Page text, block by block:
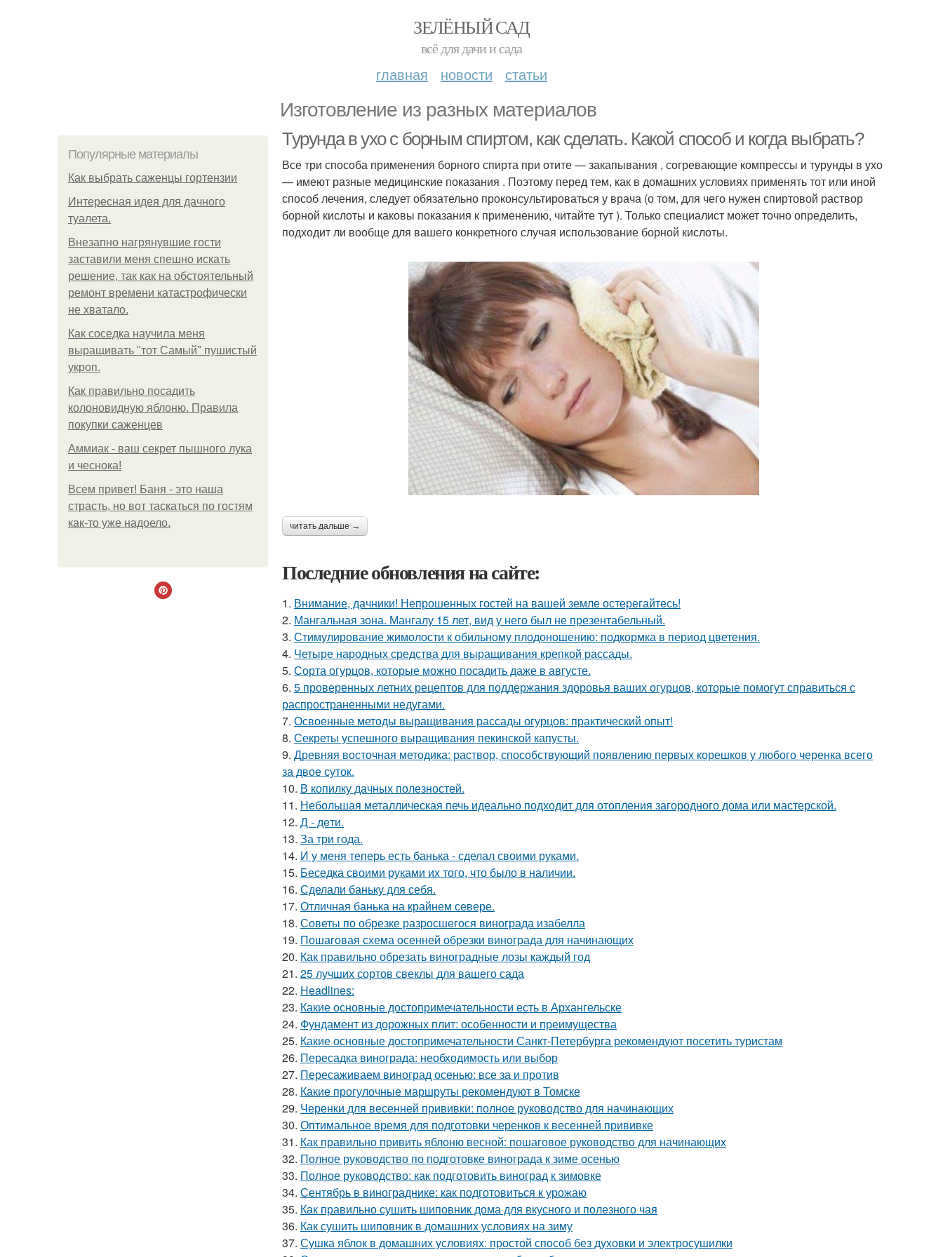
ЗЕЛЁНЫЙ САД
всё для дачи и сада
главная новости статьи
Изготовление из разных материалов
Популярные материалы
Как выбрать саженцы гортензии
Интересная идея для дачного
туалета.
Внезапно нагрянувшие гости
заставили меня спешно искать
решение, так как на обстоятельный
ремонт времени катастрофически
не хватало.
Как соседка научила меня
выращивать "тот Самый" пушистый
укроп.
Как правильно посадить
колоновидную яблоню. Правила
покупки саженцев
Аммиак - ваш секрет пышного лука
и чеснока!
Всем привет! Баня - это наша
страсть, но вот таскаться по гостям
как-то уже надоело.
Турунда в ухо с борным спиртом, как сделать. Какой способ и когда выбрать?
Все три способа применения борного спирта при отите — закапывания , согревающие компрессы и турунды в ухо
— имеют разные медицинские показания . Поэтому перед тем, как в домашних условиях применять тот или иной
способ лечения, следует обязательно проконсультироваться у врача (о том, для чего нужен спиртовой раствор
борной кислоты и каковы показания к применению, читайте тут ). Только специалист может точно определить,
подходит ли вообще для вашего конкретного случая использование борной кислоты.
читать дальше →
Последние обновления на сайте:
1. Внимание, дачники! Непрошенных гостей на вашей земле остерегайтесь!
2. Мангальная зона. Мангалу 15 лет, вид у него был не презентабельный.
3. Стимулирование жимолости к обильному плодоношению: подкормка в период цветения.
4. Четыре народных средства для выращивания крепкой рассады.
5. Сорта огурцов, которые можно посадить даже в августе.
6. 5 проверенных летних рецептов для поддержания здоровья ваших огурцов, которые помогут справиться с
распространенными недугами.
7. Освоенные методы выращивания рассады огурцов: практический опыт!
8. Секреты успешного выращивания пекинской капусты.
9. Древняя восточная методика: раствор, способствующий появлению первых корешков у любого черенка всего
за двое суток.
10. В копилку дачных полезностей.
11. Небольшая металлическая печь идеально подходит для отопления загородного дома или мастерской.
12. Д - дeти.
13. За три года.
14. И у меня теперь есть банька - сделал своими руками.
15. Беседка своими руками их того, что было в наличии.
16. Сделали баньку для себя.
17. Отличная банька на крайнем севере.
18. Советы по обрезке разросшегося винограда изабелла
19. Пошаговая схема осенней обрезки винограда для начинающих
20. Как правильно обрезать виноградные лозы каждый год
21. 25 лучших сортов свеклы для вашего сада
22. Headlines:
23. Какие основные достопримечательности есть в Архангельске
24. Фундамент из дорожных плит: особенности и преимущества
25. Какие основные достопримечательности Санкт-Петербурга рекомендуют посетить туристам
26. Пересадка винограда: необходимость или выбор
27. Пересаживаем виноград осенью: все за и против
28. Какие прогулочные маршруты рекомендуют в Томске
29. Черенки для весенней прививки: полное руководство для начинающих
30. Оптимальное время для подготовки черенков к весенней прививке
31. Как правильно привить яблоню весной: пошаговое руководство для начинающих
32. Полное руководство по подготовке винограда к зиме осенью
33. Полное руководство: как подготовить виноград к зимовке
34. Сентябрь в винограднике: как подготовиться к урожаю
35. Как правильно сушить шиповник дома для вкусного и полезного чая
36. Как сушить шиповник в домашних условиях на зиму
37. Сушка яблок в домашних условиях: простой способ без духовки и электросушилки